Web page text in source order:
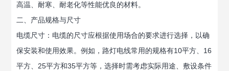
高温、耐寒、耐老化等性能优良的材料。
二、产品规格与尺寸
电缆尺寸：电缆的尺寸应根据使用场合的要求进行选择，以确
保安装和使用效果。例如，路灯电线常用的规格有10平方、16
平方、25平方和35平方等，选择时需考虑实际用途、敷设条件